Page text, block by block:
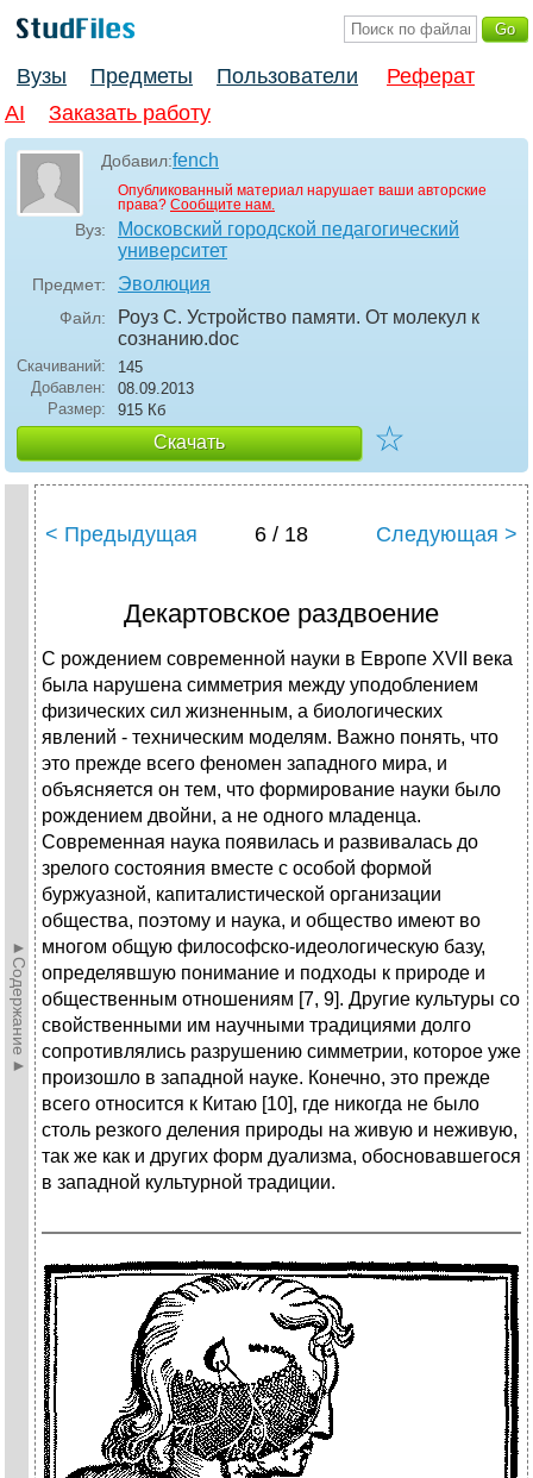
Вузы Предметы Пользователи
Реферат
AI
Заказать работу
Добавил:fench
Опубликованный материал нарушает ваши авторские
права? Сообщите нам.
Вуз:
Московский городской педагогический
университет
Предмет: Эволюция
Файл:
Роуз С. Устройство памяти. От молекул к
сознанию.doc
Скачиваний:
145
Добавлен:
08.09.2013
Размер:
915 Кб
Скачать ☆
►Содержание►
< Предыдущая 6 / 18 Следующая >
Декартовское раздвоение
С рождением современной науки в Европе XVII века
была нарушена симметрия между уподоблением
физических сил жизненным, а биологических
явлений - техническим моделям. Важно понять, что
это прежде всего феномен западного мира, и
объясняется он тем, что формирование науки было
рождением двойни, а не одного младенца.
Современная наука появилась и развивалась до
зрелого состояния вместе с особой формой
буржуазной, капиталистической организации
общества, поэтому и наука, и общество имеют во
многом общую философско-идеологическую базу,
определявшую понимание и подходы к природе и
общественным отношениям [7, 9]. Другие культуры со
свойственными им научными традициями долго
сопротивлялись разрушению симметрии, которое уже
произошло в западной науке. Конечно, это прежде
всего относится к Китаю [10], где никогда не было
столь резкого деления природы на живую и неживую,
так же как и других форм дуализма, обосновавшегося
в западной культурной традиции.